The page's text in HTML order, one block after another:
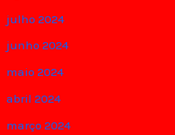
julho 2024
junho 2024
maio 2024
abril 2024
março 2024